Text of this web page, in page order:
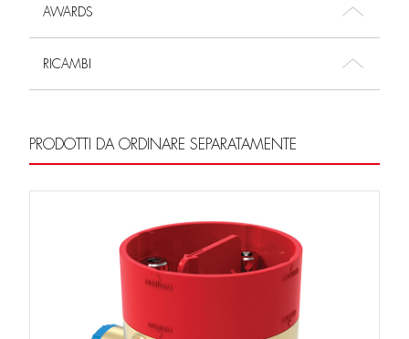
AWARDS
RICAMBI
PRODOTTI DA ORDINARE SEPARATAMENTE